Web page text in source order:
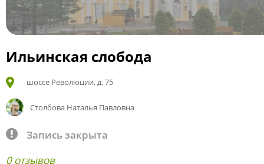
Ильинская слобода
шоссе Революции, д. 75
Столбова Наталья Павловна
Запись закрыта
0 отзывов